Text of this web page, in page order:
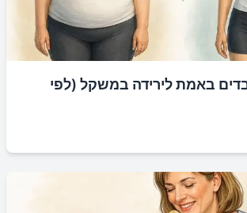
באמת לירידה במשקל (לפי